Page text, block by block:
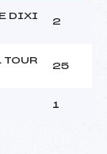
DIXI
2
TOUR
25
1